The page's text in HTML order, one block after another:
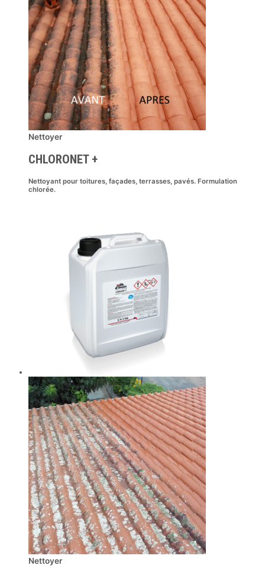
Nettoyer
CHLORONET +
Nettoyant pour toitures, façades, terrasses, pavés. Formulation
chlorée.
Nettoyer